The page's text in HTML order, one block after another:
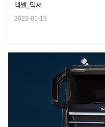
맥쎈_믹서
2022-01-19